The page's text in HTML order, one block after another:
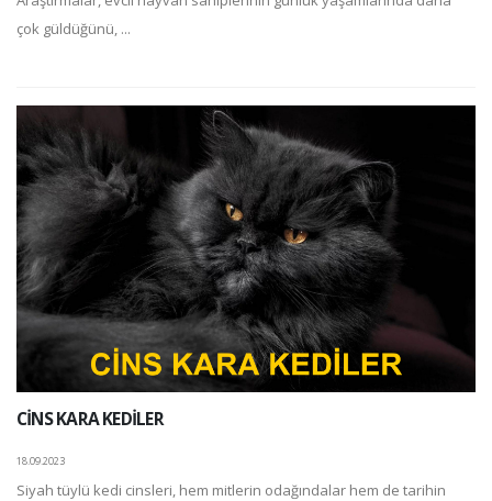
çok güldüğünü, ...
CİNS KARA KEDİLER
18.09.2023
Siyah tüylü kedi cinsleri, hem mitlerin odağındalar hem de tarihin